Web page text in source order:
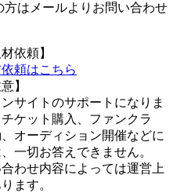
はメールよりお問い合わせ
依頼】
頼はこちら
】
サイトのサポートになりま
ケット購入、ファンクラ
オーディション開催などに
一切お答えできません。
わせ内容によっては運営上
ます。